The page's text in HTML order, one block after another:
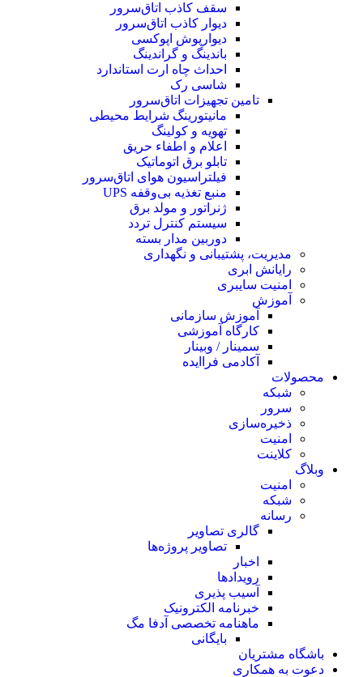
سقف کاذب اتاق‌سرور
دیوار کاذب اتاق‌سرور
دیوار‌پوش اپوکسی
باندینگ و گراندینگ
احداث چاه ارت استاندارد
شاسی رک
تامین تجهیزات اتاق‌سرور
مانیتورینگ شرایط محیطی
تهویه و کولینگ
اعلام و اطفاء حریق
تابلو برق اتوماتیک
فیلتراسیون هوای اتاق‌سرور
منبع تغذیه بی‌وقفه ‌UPS
ژنراتور و مولد برق
سیستم کنترل تردد
دوربین مدار بسته
مدیریت، پشتیبانی و نگهداری
رایانش ابری
امنیت سایبری
آموزش
آموزش سازمانی
کارگاه آموزشی
سمینار / وبینار
آکادمی فراایده
محصولات
شبکه
سرور
ذخیره‌سازی
امنیت
کلاینت
وبلاگ
امنیت
شبکه
رسانه
گالری تصاویر
تصاویر پروژه‌ها
اخبار
رویدادها
آسیب پذیری
خبرنامه الکترونیک
ماهنامه تخصصی آدفا مگ
بایگانی
باشگاه مشتریان
دعوت به همکاری